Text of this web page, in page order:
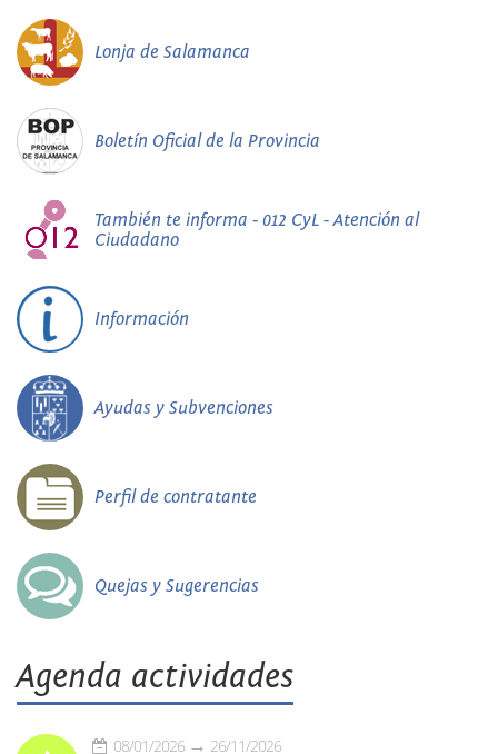
Lonja de Salamanca
Boletín Oficial de la Provincia
También te informa - 012 CyL - Atención al
Ciudadano
Información
Ayudas y Subvenciones
Perfil de contratante
Quejas y Sugerencias
Agenda actividades
08/01/2026 26/11/2026